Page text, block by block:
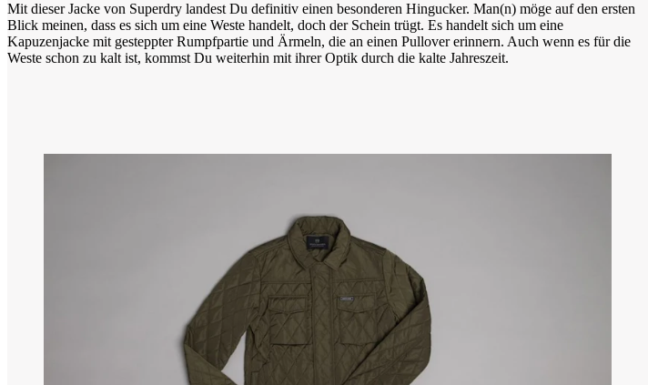
Mit dieser Jacke von Superdry landest Du definitiv einen besonderen Hingucker. Man(n) möge auf den ersten
Blick meinen, dass es sich um eine Weste handelt, doch der Schein trügt. Es handelt sich um eine
Kapuzenjacke mit gesteppter Rumpfpartie und Ärmeln, die an einen Pullover erinnern. Auch wenn es für die
Weste schon zu kalt ist, kommst Du weiterhin mit ihrer Optik durch die kalte Jahreszeit.